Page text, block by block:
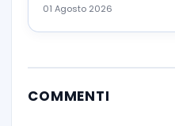
01 Agosto 2026
COMMENTI